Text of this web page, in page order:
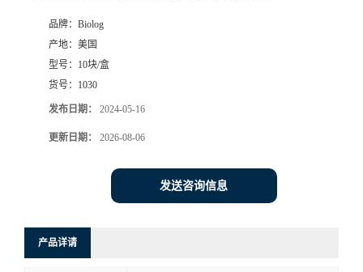
品牌： Biolog
产地： 美国
型号： 10块/盒
货号： 1030
发布日期： 2024-05-16
更新日期： 2026-08-06
发送咨询信息
产品详请